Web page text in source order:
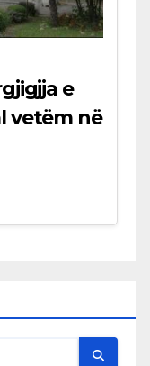
e
vetëm në